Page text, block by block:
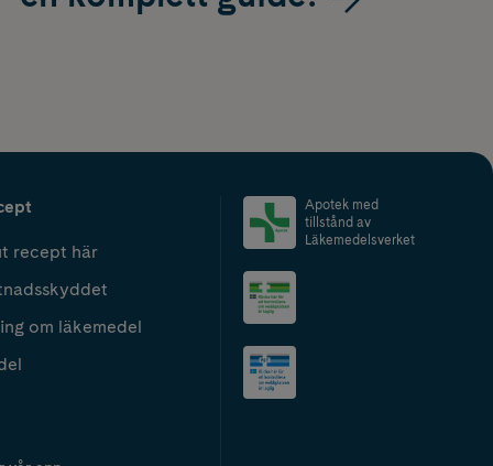
recept här
om läkemedel
Apotek med
tillstånd av
Läkemedelsverket